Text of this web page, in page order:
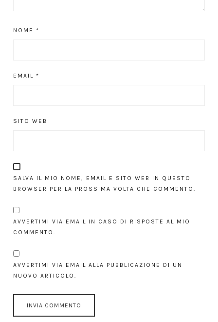
NOME *
EMAIL *
SITO WEB
SALVA IL MIO NOME, EMAIL E SITO WEB IN QUESTO
BROWSER PER LA PROSSIMA VOLTA CHE COMMENTO.
AVVERTIMI VIA EMAIL IN CASO DI RISPOSTE AL MIO
COMMENTO.
AVVERTIMI VIA EMAIL ALLA PUBBLICAZIONE DI UN
NUOVO ARTICOLO.